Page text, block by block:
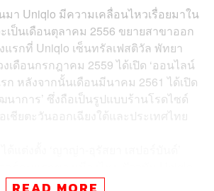
า Uniqlo มีความเคลื่อนไหวเรื่อยมาใน
เป็นเดือนตุลาคม 2556 ขยายสาขาออก
แรกที่ Uniqlo เซ็นทรัลเฟสติวัล พัทยา
ดือนกรกฎาคม 2559 ได้เปิด ‘ออนไลน์
ก หลังจากนั้นเดือนมีนาคม 2561 ได้เปิด
นาการ’ ซึ่งถือเป็นรูปแบบร้านโรดไซด์
เชียตะวันออกเฉียงใต้และประเทศไทย
ศ โดยสาขาล่าสุดคือ Uniqlo